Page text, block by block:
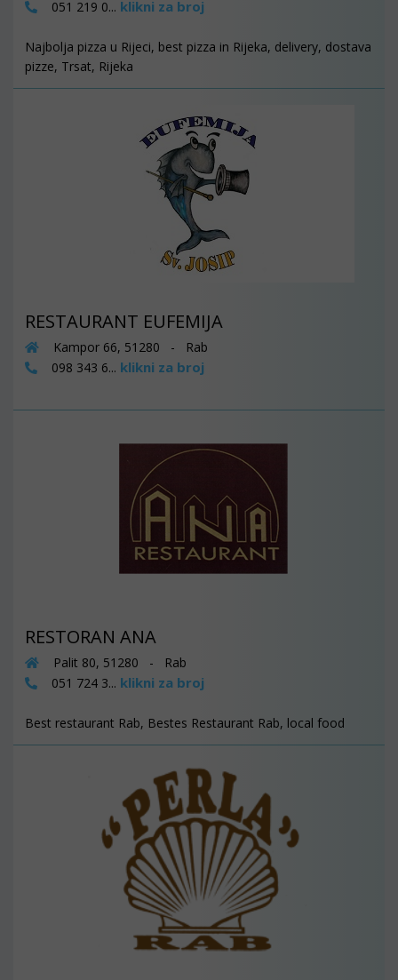
051 219 0... klikni za broj
Najbolja pizza u Rijeci, best pizza in Rijeka, delivery, dostava
pizze, Trsat, Rijeka
RESTAURANT EUFEMIJA
Kampor 66, 51280 - Rab
098 343 6... klikni za broj
RESTORAN ANA
Palit 80, 51280 - Rab
051 724 3... klikni za broj
Best restaurant Rab, Bestes Restaurant Rab, local food